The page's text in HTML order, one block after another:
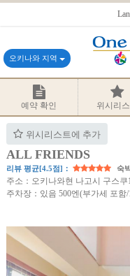
오키나와 지역
예약 확인 위시리
위시리스트에 추가
ALL FRIENDS
리뷰 평균[4.5점]： 숙
주소：오키나와현 나고시 구스쿠
주차장：있음 500엔(부가세 포함